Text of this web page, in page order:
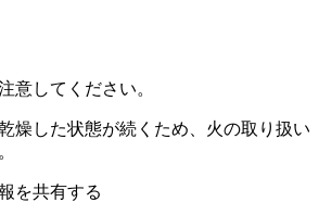
意してください。
燥した状態が続くため、火の取り扱い
を共有する